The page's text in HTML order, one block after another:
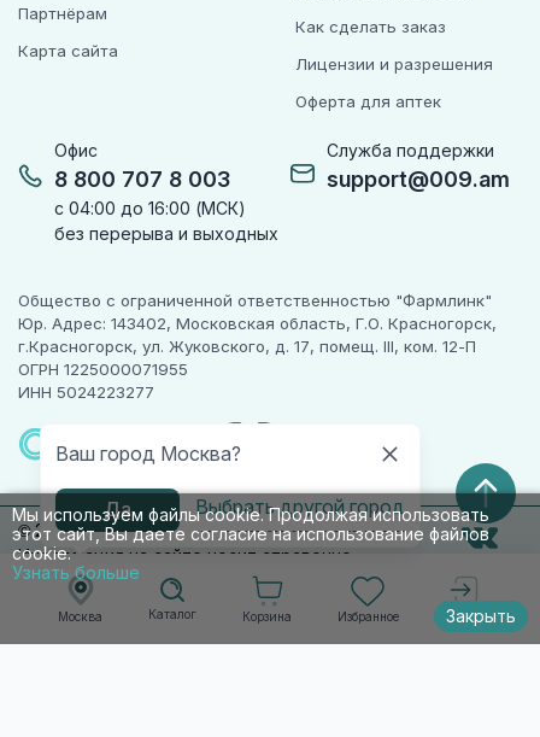
Москва
Ваш город Москва?
Да Выбрать другой город
Каталог Корзина Избранное Войти
Мы используем файлы cookie. Продолжая использовать
этот сайт, Вы даете согласие на использование файлов
cookie.
Узнать больше
Закрыть
Офис
8 800 707 8 003
с 04:00 до 16:00 (МСК)
без перерыва и выходных
Служба поддержки
support@009.am
Партнёрам
Карта сайта
Как сделать заказ
Лицензии и разрешения
Оферта для аптек
Общество с ограниченной ответственностью "Фармлинк"
Юр. Адрес: 143402, Московская область, Г.О. Красногорск,
г.Красногорск, ул. Жуковского, д. 17, помещ. III, ком. 12-П
ОГРН 1225000071955
ИНН 5024223277
© 2010-2026 009.РФ. Все права защищены
Информация на сайте носит справочно-
информационный характер и не является
публичной офертой п. 2 ст. 437 ГК РФ